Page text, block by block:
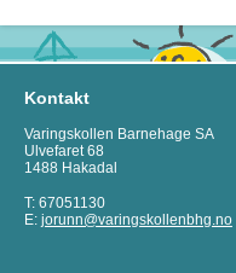
Kontakt
Varingskollen Barnehage SA
Ulvefaret 68
1488 Hakadal
T: 67051130
E: jorunn@varingskollenbhg.no